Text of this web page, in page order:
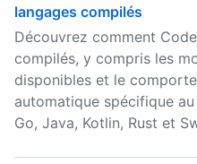
langages compilés
Découvrez comment
compilés, y compris les
disponibles et le
automatique spécifique
Go, Java, Kotlin, Rust et